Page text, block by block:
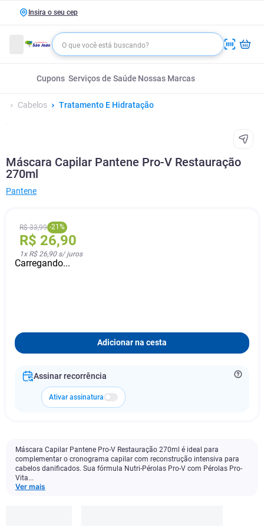
Insira o seu cep
Cupons Serviços de Saúde Nossas Marcas
Cabelos Tratamento E Hidratação
Máscara Capilar Pantene Pro-V Restauração
270ml
Pantene
R$ 33,99 -21 %
R$ 26,90
1x R$ 26,90s/ juros
Carregando...
Adicionar na cesta
Assinar recorrência
Ativar assinatura
Máscara Capilar Pantene Pro-V Restauração 270ml é ideal para
complementar o cronograma capilar com reconstrução intensiva para
cabelos danificados. Sua fórmula Nutri-Pérolas Pro-V com Pérolas Pro-
Vita...
Ver mais